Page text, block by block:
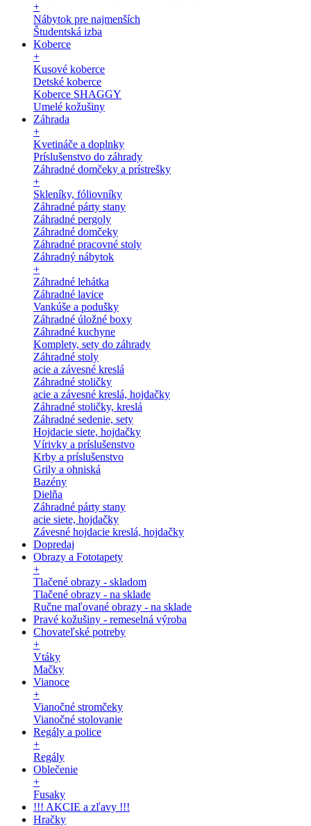
+
Nábytok pre najmenších
Študentská izba
Koberce
+
Kusové koberce
Detské koberce
Koberce SHAGGY
Umelé kožušiny
Záhrada
+
Kvetináče a doplnky
Príslušenstvo do záhrady
Záhradné domčeky a prístrešky
+
Skleníky, fóliovníky
Záhradné párty stany
Záhradné pergoly
Záhradné domčeky
Záhradné pracovné stoly
Záhradný nábytok
+
Záhradné lehátka
Záhradné lavice
Vankúše a podušky
Záhradné úložné boxy
Záhradné kuchyne
Komplety, sety do záhrady
Záhradné stoly
acie a závesné kreslá
Záhradné stoličky
acie a závesné kreslá, hojdačky
Záhradné stoličky, kreslá
Záhradné sedenie, sety
Hojdacie siete, hojdačky
Vírivky a príslušenstvo
Krby a príslušenstvo
Grily a ohniská
Bazény
Dielňa
Záhradné párty stany
acie siete, hojdačky
Závesné hojdacie kreslá, hojdačky
Dopredaj
Obrazy a Fototapety
+
Tlačené obrazy - skladom
Tlačené obrazy - na sklade
Ručne maľované obrazy - na sklade
Pravé kožušiny - remeselná výroba
Chovateľské potreby
+
Vtáky
Mačky
Vianoce
+
Vianočné stromčeky
Vianočné stolovanie
Regály a police
+
Regály
Oblečenie
+
Fusaky
!!! AKCIE a zľavy !!!
Hračky